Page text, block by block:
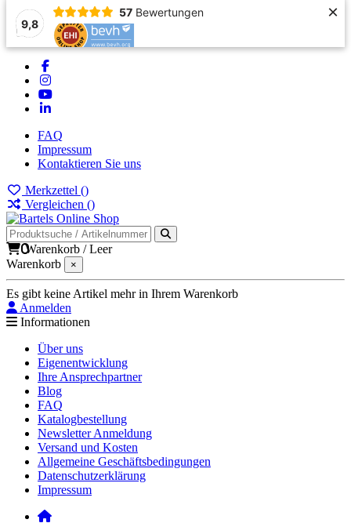
9,8
57 Bewertungen ×
FAQ
Impressum
Kontaktieren Sie uns
Merkzettel ()
Vergleichen ()
0Warenkorb /Leer
Warenkorb
×
Es gibt keine Artikel mehr in Ihrem Warenkorb
Anmelden
Informationen
Über uns
Eigenentwicklung
Ihre Ansprechpartner
Blog
FAQ
Katalogbestellung
Newsletter Anmeldung
Versand und Kosten
Allgemeine Geschäftsbedingungen
Datenschutzerklärung
Impressum